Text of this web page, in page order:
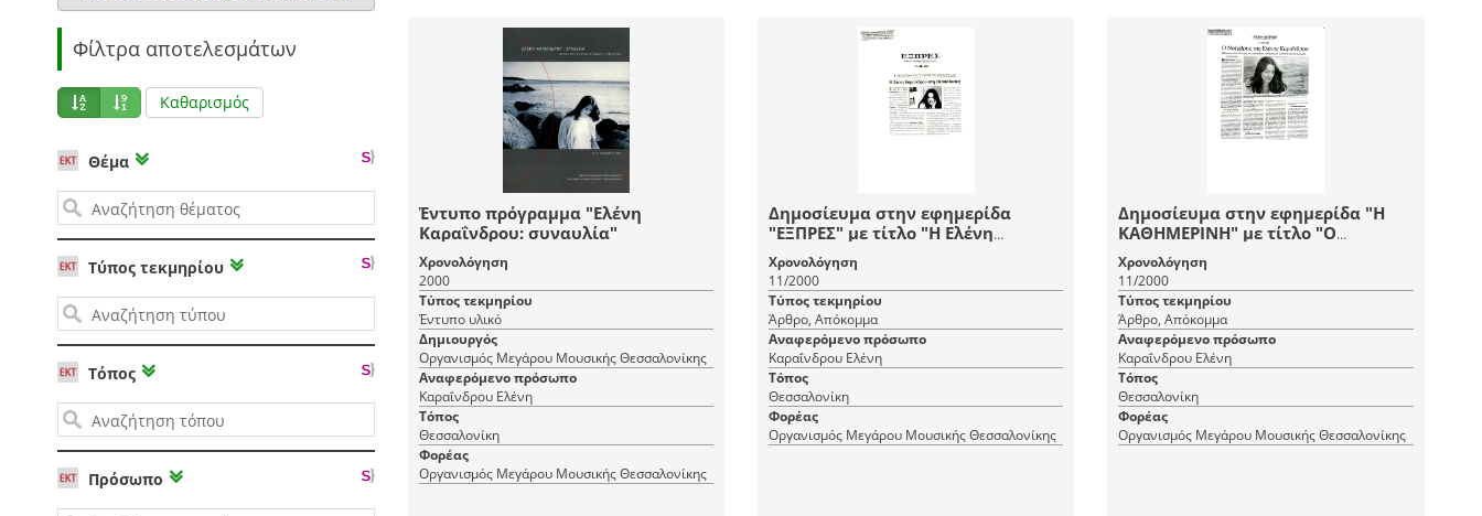
Φίλτρα αποτελεσμάτων
Καθαρισμός
Θέμα
Τύπος τεκμηρίου
Τόπος
Πρόσωπο
Έντυπο πρόγραμμα "Ελένη
Καραΐνδρου: συναυλία"
Χρονολόγηση
2000
Τύπος τεκμηρίου
Έντυπο υλικό
Δημιουργός
Οργανισμός Μεγάρου Μουσικής Θεσσαλονίκης
Αναφερόμενο πρόσωπο
Καραΐνδρου Ελένη
Τόπος
Θεσσαλονίκη
Φορέας
Οργανισμός Μεγάρου Μουσικής Θεσσαλονίκης
Δημοσίευμα στην εφημερίδα
"ΕΞΠΡΕΣ" με τίτλο "Η Ελένη
Καραΐνδρου στη Θεσσαλονίκη"
Χρονολόγηση
11/2000
Τύπος τεκμηρίου
Άρθρο, Απόκομμα
Αναφερόμενο πρόσωπο
Καραΐνδρου Ελένη
Τόπος
Θεσσαλονίκη
Φορέας
Οργανισμός Μεγάρου Μουσικής Θεσσαλονίκης
Δημοσίευμα στην εφημερίδα "Η
ΚΑΘΗΜΕΡΙΝΗ" με τίτλο "Ο
Νοέμβρης της Ελένης Καραΐνδρου"
Χρονολόγηση
11/2000
Τύπος τεκμηρίου
Άρθρο, Απόκομμα
Αναφερόμενο πρόσωπο
Καραΐνδρου Ελένη
Τόπος
Θεσσαλονίκη
Φορέας
Οργανισμός Μεγάρου Μουσικής Θεσσαλονίκης